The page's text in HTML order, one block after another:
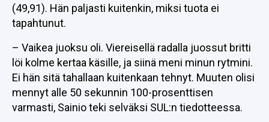
(49,91). Hän paljasti kuitenkin, miksi tuota ei
tapahtunut.
– Vaikea juoksu oli. Viereisellä radalla juossut britti
löi kolme kertaa käsille, ja siinä meni minun rytmini.
Ei hän sitä tahallaan kuitenkaan tehnyt. Muuten olisi
mennyt alle 50 sekunnin 100-prosenttisen
varmasti, Sainio teki selväksi SUL:n tiedotteessa.